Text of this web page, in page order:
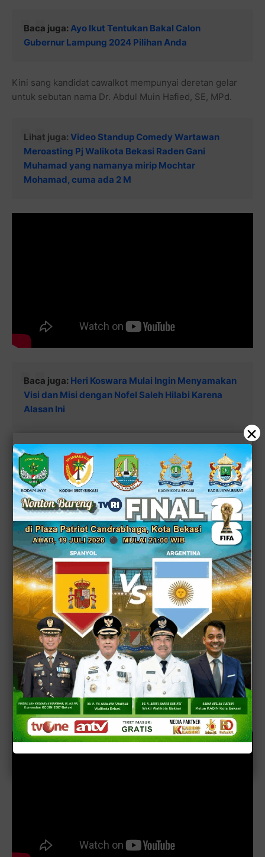
Baca juga: Ayo Ikut Tentukan Bakal Calon
Gubernur Lampung 2024 Pilihan Anda
Kini sang kandidat cawalkot mempunyai deretan gelar
untuk sebutan nama Dr. Abdul Muin Hafied, SE, MPd.
Lihat juga: Video Standup Comedy Wartawan
Meroasting Pj Walikota Bekasi Raden Gani
Muhamad yang namanya mirip Mochtar
Mohamad, cuma ada 2 M
Baca juga: Heri Koswara Mulai Ingin Menyamakan
Visi dan Misi dengan Nofel Saleh Hilabi Karena
Alasan Ini
Dan pada hari Jumat ini (12/7/2024) Abdul Muin Hafied
pun telah menerima ketetapan PAW (Penggantian Antar
Waktu) dirinya sebagai anggota dewan dengan kolega
separtainya Lukman Hakim.
Baca juga:Siapa Calon Gubernur Lampung Favorit
Anda Tentukan Pilihan Anda di Pilkada 2024
Mendatang?!
Baca juga:B. Joko S. Ketum SHANTRI Kota Bekasi:
Balon Walikota Bekasi Tri Adhianto Titip Pesan
Kasih Sayang ke Anak-Anak Yatim-Piatu & Dhuafa
×